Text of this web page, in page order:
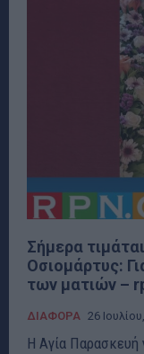
Σήμερα
Οσιομάρτυς:
των ματιών –
ΔΙΑΦΟΡΑ 26
Η Αγία Παρασκευή